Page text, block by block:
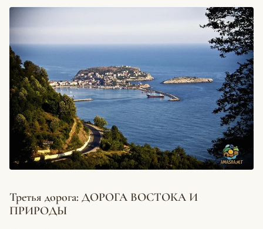
Третья дорога: ДОРОГА ВОСТОКА И
ПРИРОДЫ